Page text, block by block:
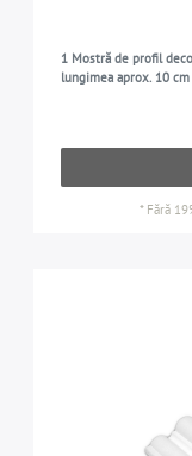
1 Mostră de profil
lungimea aprox. 10 cm
* Fără